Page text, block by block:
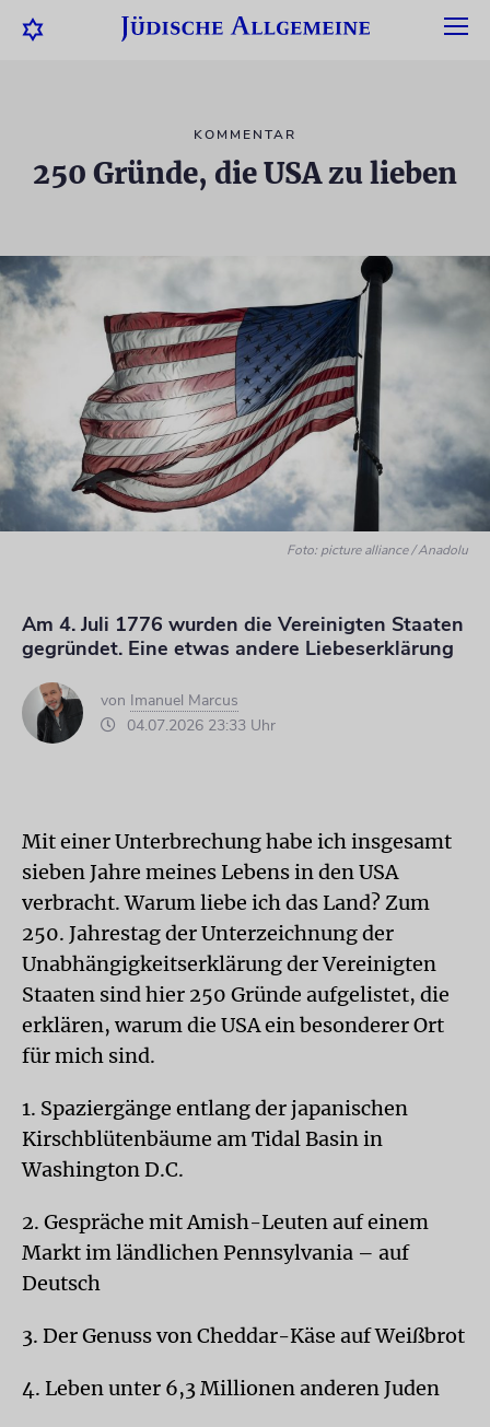
KOMMENTAR
250 Gründe, die USA zu lieben
Foto: picture alliance / Anadolu
Am 4. Juli 1776 wurden die Vereinigten Staaten
gegründet. Eine etwas andere Liebeserklärung
von Imanuel Marcus
04.07.2026 23:33 Uhr
Mit einer Unterbrechung habe ich insgesamt
sieben Jahre meines Lebens in den USA
verbracht. Warum liebe ich das Land? Zum
250. Jahrestag der Unterzeichnung der
Unabhängigkeitserklärung der Vereinigten
Staaten sind hier 250 Gründe aufgelistet, die
erklären, warum die USA ein besonderer Ort
für mich sind.
1. Spaziergänge entlang der japanischen
Kirschblütenbäume am Tidal Basin in
Washington D.C.
2. Gespräche mit Amish-Leuten auf einem
Markt im ländlichen Pennsylvania – auf
Deutsch
3. Der Genuss von Cheddar-Käse auf Weißbrot
4. Leben unter 6,3 Millionen anderen Juden